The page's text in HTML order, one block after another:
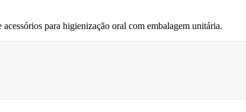
para higienização oral com embalagem unitária.